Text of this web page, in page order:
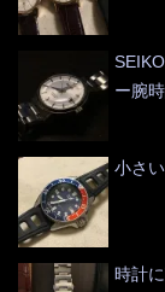
ー腕
小さ
時計